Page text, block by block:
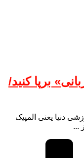
برپا کنید/
ورزشی دنیا یعنی المپیک